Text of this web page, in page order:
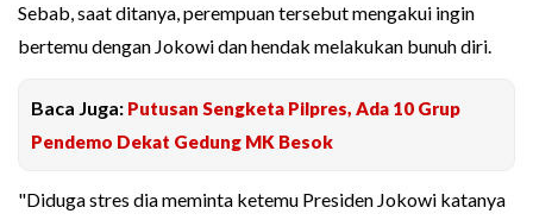
Sebab, saat ditanya, perempuan tersebut mengakui ingin
bertemu dengan Jokowi dan hendak melakukan bunuh diri.
Baca Juga: Putusan Sengketa Pilpres, Ada 10 Grup
Pendemo Dekat Gedung MK Besok
"Diduga stres dia meminta ketemu Presiden Jokowi katanya